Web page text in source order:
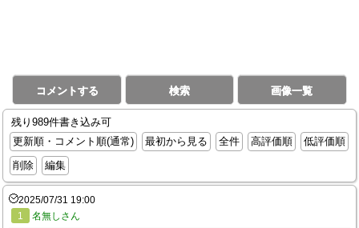
コメントする 検索 画像一覧
残り989件書き込み可
更新順・コメント順(通常)
最初から見る 全件 高評価順
低評価順
削除
編集
2025/07/31 19:00
1
名無しさん